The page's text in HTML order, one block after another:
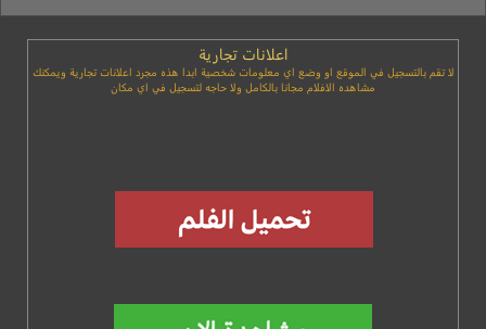
اعلانات تجارية
لا تقم بالتسجيل في الموقع او وضع اي معلومات شخصية ابدا هذه مجرد اعلانات تجارية ويمكنك
مشاهده الافلام مجانا بالكامل ولا حاجه لتسجيل في اي مكان